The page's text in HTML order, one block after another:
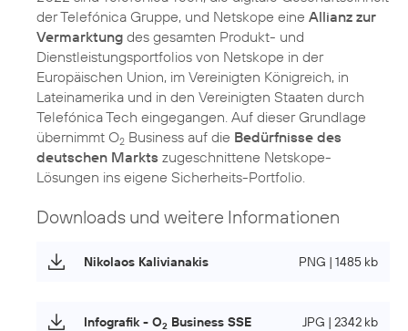
der Telefónica Gruppe, und Netskope eine Allianz zur
Vermarktung des gesamten Produkt- und
Dienstleistungsportfolios von Netskope in der
Europäischen Union, im Vereinigten Königreich, in
Lateinamerika und in den Vereinigten Staaten durch
Telefónica Tech eingegangen. Auf dieser Grundlage
übernimmt O2 Business auf die Bedürfnisse des
deutschen Markts zugeschnittene Netskope-
Lösungen ins eigene Sicherheits-Portfolio.
Downloads und weitere Informationen
Nikolaos Kalivianakis PNG | 1485 kb
Infografik - O2 Business SSE JPG | 2342 kb